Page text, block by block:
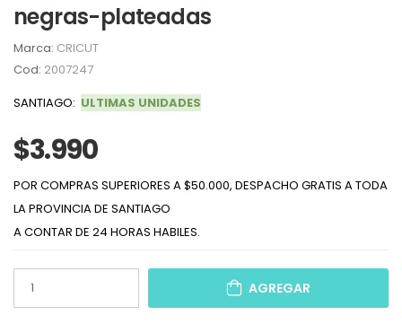
negras-plateadas
Marca: CRICUT
Cod: 2007247
SANTIAGO: ULTIMAS UNIDADES
$3.990
POR COMPRAS SUPERIORES A $50.000, DESPACHO GRATIS A TODA
LA PROVINCIA DE SANTIAGO
A CONTAR DE 24 HORAS HABILES.
AGREGAR